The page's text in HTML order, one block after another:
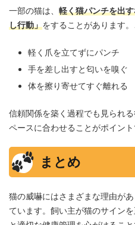
一部の猫は、 軽く猫パンチを出
し行動」をすることがあります
軽く爪を立てずにパンチ
手を差し出すと匂いを嗅ぐ
体を擦り寄せてすぐ離れる
信頼関係を築く過程でも見られ
ペースに合わせることがポイント
まとめ
猫の威嚇にはさまざまな理由が
ています。飼い主が猫のサイン